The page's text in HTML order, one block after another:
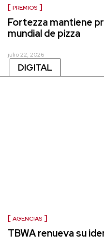
PREMIOS
Fortezza mantiene
mundial de pizza
julio 22, 2026
DIGITAL
AGENCIAS
TBWA renueva su